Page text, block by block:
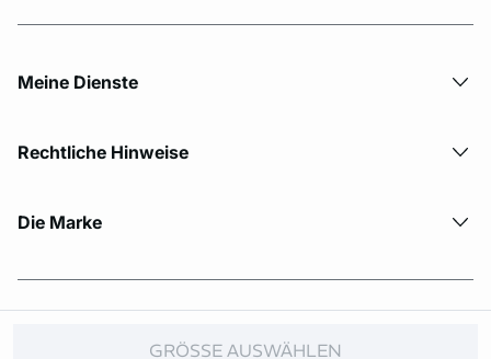
GRÖSSE AUSWÄHLEN
Meine Dienste
Rechtliche Hinweise
Die Marke